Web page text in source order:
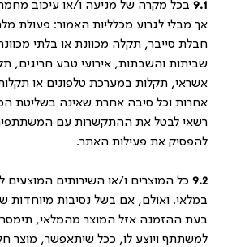
9.1 בכל מקרה של מניעה ו/או עיכוב
אך מבלי לגרוע מכלליות האמור: פעולת
חבלת סייבר, תקלה מכוונת או בלתי
שביתות והשבתות, אירועי טבע חריגים,
אשראי, תקלות במערכת טלפונים או
אחרות וכל סיבה אחרת שאינה בשליטת
רשאי לבטל את ההתקשרות עם
להפסיק את פעילות האתר.
9.2 כל המוצרים ו/או השירותים המוצעים
במלאי. ואולם, אם בשל נסיבות מיוחדות
בעת ההזמנה אזל המוצר מהמלאי,
למשתתף ויוצע לו, ככל שיתאפשר, מוצר